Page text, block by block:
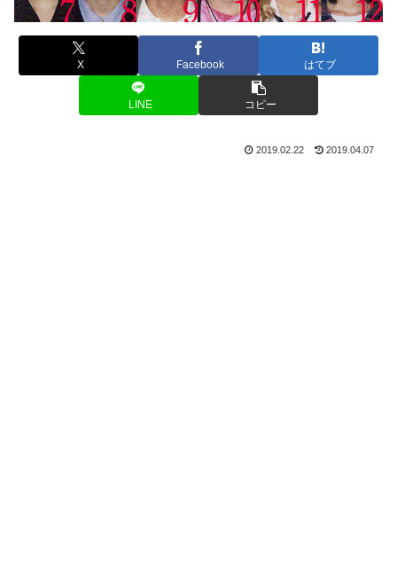
X Facebook はてブ
LINE コピー
2019.02.22 2019.04.07